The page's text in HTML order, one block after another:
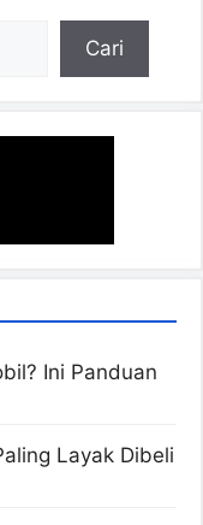
Cari
Ini Panduan
Layak Dibeli